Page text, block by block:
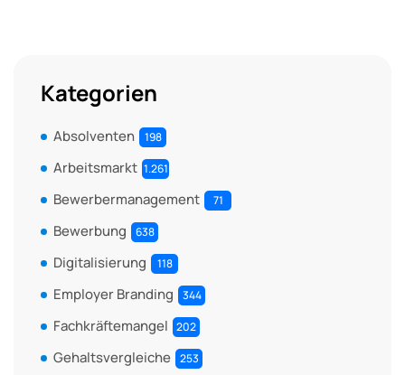
Kategorien
Absolventen 198
Arbeitsmarkt 1.261
Bewerbermanagement 71
Bewerbung 638
Digitalisierung 118
Employer Branding 344
Fachkräftemangel 202
Gehaltsvergleiche 253